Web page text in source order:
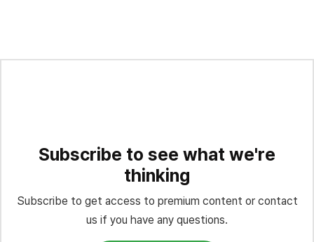
Subscribe to see what we're
thinking
Subscribe to get access to premium content or contact
us if you have any questions.